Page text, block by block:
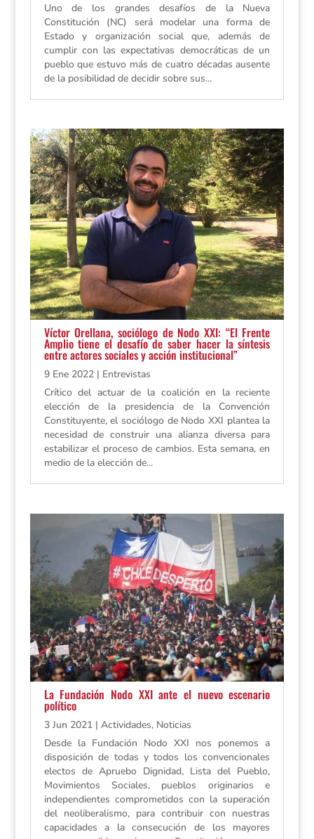
Uno de los grandes desafíos de la Nueva
Constitución (NC) será modelar una forma de
Estado y organización social que, además de
cumplir con las expectativas democráticas de un
pueblo que estuvo más de cuatro décadas ausente
de la posibilidad de decidir sobre sus...
Víctor Orellana, sociólogo de Nodo XXI: “El Frente
Amplio tiene el desafío de saber hacer la síntesis
entre actores sociales y acción institucional”
9 Ene 2022| Entrevistas
Crítico del actuar de la coalición en la reciente
elección de la presidencia de la Convención
Constituyente, el sociólogo de Nodo XXI plantea la
necesidad de construir una alianza diversa para
estabilizar el proceso de cambios. Esta semana, en
medio de la elección de...
La Fundación Nodo XXI ante el nuevo escenario
político
3 Jun 2021| Actividades, Noticias
Desde la Fundación Nodo XXI nos ponemos a
disposición de todas y todos los convencionales
electos de Apruebo Dignidad, Lista del Pueblo,
Movimientos Sociales, pueblos originarios e
independientes comprometidos con la superación
del neoliberalismo, para contribuir con nuestras
capacidades a la consecución de los mayores